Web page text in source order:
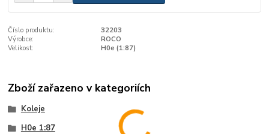
Číslo produktu:
32203
Výrobce:
ROCO
Velikost:
H0e (1:87)
Zboží zařazeno v kategoriích
Koleje
H0e 1:87